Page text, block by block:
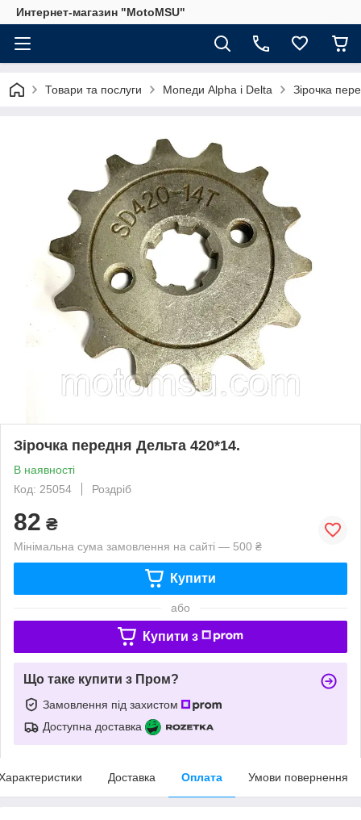
Интернет-магазин "MotoMSU"
Товари та послуги Мопеди Alpha і Delta Зірочка
Зірочка передня Дельта 420*14.
В наявності
Код: 25054
Роздріб
82 ₴
Мінімальна сума замовлення на сайті — 500 ₴
Купити
або
Купити з
Що таке купити з Пром?
Замовлення під захистом
Доступна доставка
Доставка Оплата Умови повернення